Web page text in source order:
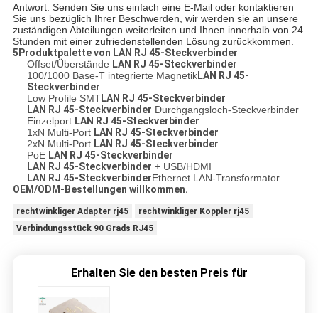
Antwort: Senden Sie uns einfach eine E-Mail oder kontaktieren
Sie uns bezüglich Ihrer Beschwerden, wir werden sie an unsere
zuständigen Abteilungen weiterleiten und Ihnen innerhalb von 24
Stunden mit einer zufriedenstellenden Lösung zurückkommen.
5Produktpalette von LAN RJ 45-Steckverbinder
Offset/Überstände LAN RJ 45-Steckverbinder
100/1000 Base-T integrierte MagnetikLAN RJ 45-
Steckverbinder
Low Profile SMTLAN RJ 45-Steckverbinder
LAN RJ 45-Steckverbinder Durchgangsloch-Steckverbinder
Einzelport LAN RJ 45-Steckverbinder
1xN Multi-Port LAN RJ 45-Steckverbinder
2xN Multi-Port LAN RJ 45-Steckverbinder
PoE LAN RJ 45-Steckverbinder
LAN RJ 45-Steckverbinder + USB/HDMI
LAN RJ 45-SteckverbinderEthernet LAN-Transformator
OEM/ODM-Bestellungen willkommen.
rechtwinkliger Adapter rj45
rechtwinkliger Koppler rj45
Verbindungsstück 90 Grads RJ45
Erhalten Sie den besten Preis für